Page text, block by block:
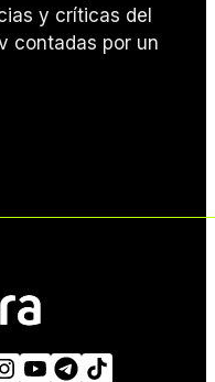
y críticas del
contadas por un